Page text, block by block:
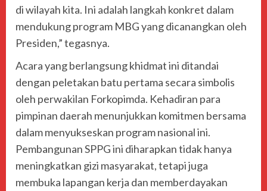
di wilayah kita. Ini adalah langkah konkret dalam
mendukung program MBG yang dicanangkan oleh
Presiden,” tegasnya.
​Acara yang berlangsung khidmat ini ditandai
dengan peletakan batu pertama secara simbolis
oleh perwakilan Forkopimda. Kehadiran para
pimpinan daerah menunjukkan komitmen bersama
dalam menyukseskan program nasional ini.
Pembangunan SPPG ini diharapkan tidak hanya
meningkatkan gizi masyarakat, tetapi juga
membuka lapangan kerja dan memberdayakan